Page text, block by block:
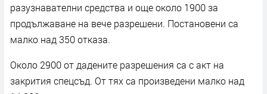
разузнавателни средства и още около 1900 за
продължаване на вече разрешени. Постановени са
малко над 350 отказа.
Около 2900 от дадените разрешения са с акт на
закрития спецсъд. От тях са произведени малко над